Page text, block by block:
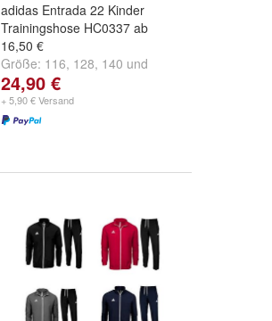
adidas Entrada 22 Kinder
Trainingshose HC0337 ab
16,50 €
Größe: 116, 128, 140 und
weitere ...
24,90 €
+ 5,90 € Versand